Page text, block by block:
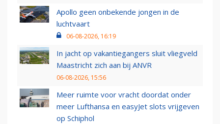
Apollo geen onbekende jongen in de
luchtvaart
06-08-2026, 16:19
In jacht op vakantiegangers sluit vliegveld
Maastricht zich aan bij ANVR
06-08-2026, 15:56
Meer ruimte voor vracht doordat onder
meer Lufthansa en easyJet slots vrijgeven
op Schiphol